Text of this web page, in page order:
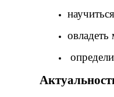
овладеть